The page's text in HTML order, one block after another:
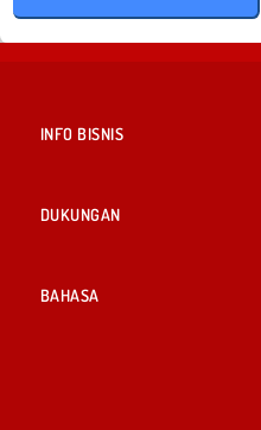
INFO BISNIS
DUKUNGAN
BAHASA